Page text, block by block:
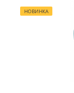
НОВИНКА